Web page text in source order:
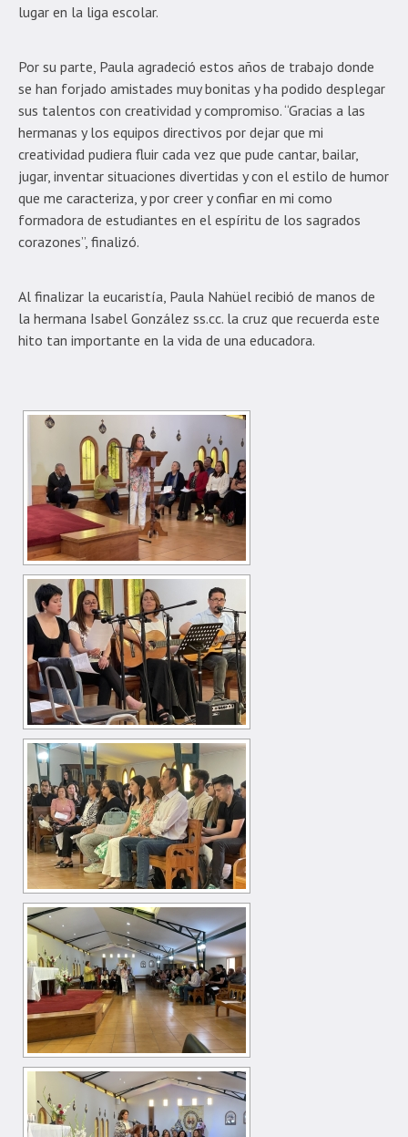
lugar en la liga escolar.
Por su parte, Paula agradeció estos años de trabajo donde
se han forjado amistades muy bonitas y ha podido desplegar
sus talentos con creatividad y compromiso. “Gracias a las
hermanas y los equipos directivos por dejar que mi
creatividad pudiera fluir cada vez que pude cantar, bailar,
jugar, inventar situaciones divertidas y con el estilo de humor
que me caracteriza, y por creer y confiar en mi como
formadora de estudiantes en el espíritu de los sagrados
corazones”, finalizó.
Al finalizar la eucaristía, Paula Nahüel recibió de manos de
la hermana Isabel González ss.cc. la cruz que recuerda este
hito tan importante en la vida de una educadora.